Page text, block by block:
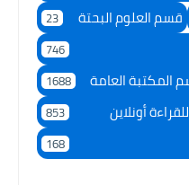
قسم العلوم البحتة 23
746
المكتبة العامة 1688
أونلاين 853
168